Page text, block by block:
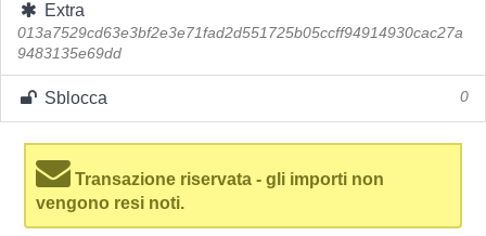
Extra
013a7529cd63e3bf2e3e71fad2d551725b05ccff94914930cac27a
9483135e69dd
Sblocca 0
Transazione riservata - gli importi non
vengono resi noti.